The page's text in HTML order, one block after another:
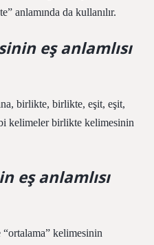
anlamında da kullanılır.
eş anlamlısı
birlikte, birlikte, eşit, eşit,
kelimeler birlikte kelimesinin
eş anlamlısı
kelimesinin